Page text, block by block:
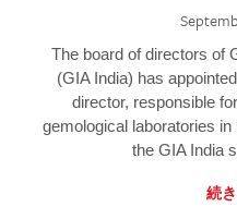
The board of directors of
(GIA India) has
director, responsible
gemological laboratories
the GIA India
続